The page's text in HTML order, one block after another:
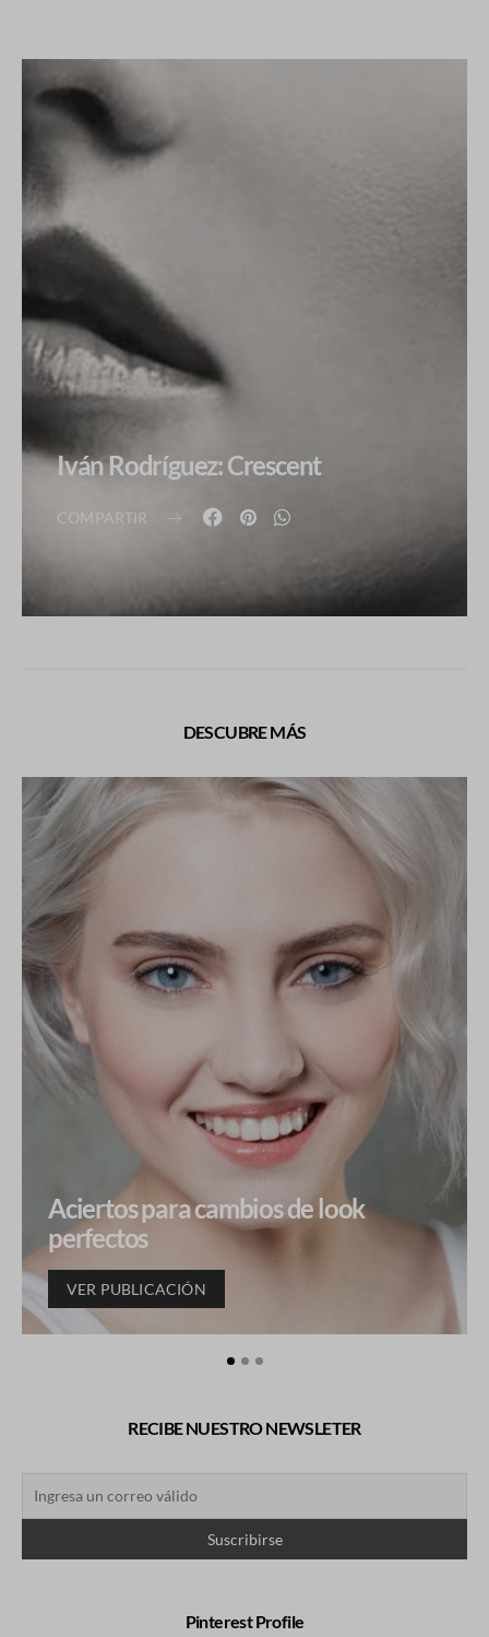
Iván Rodríguez: Crescent
COMPARTIR
DESCUBRE MÁS
Aciertos para cambios de look
perfectos
VER PUBLICACIÓN
RECIBE NUESTRO NEWSLETER
Pinterest Profile